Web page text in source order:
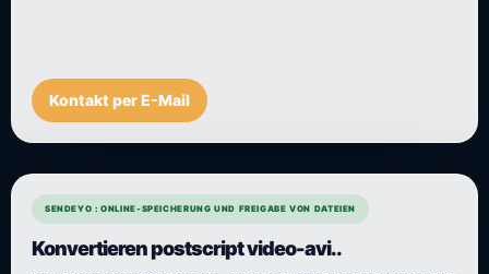
Kontakt per E-Mail
SENDEYO : ONLINE-SPEICHERUNG UND FREIGABE VON DATEIEN
Konvertieren postscript video-avi..